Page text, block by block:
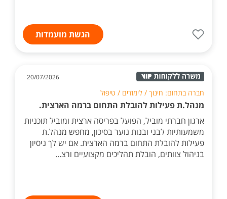
הגשת מועמדות
20/07/2026
חברה בתחום: חינוך / לימודים / טיפול
מנהל.ת פעילות להובלת התחום ברמה הארצית.
ארגון חברתי מוביל, הפועל בפריסה ארצית ומוביל תוכניות
משמעותיות לבני ובנות נוער בסיכון, מחפש מנהל.ת
פעילות להובלת התחום ברמה הארצית. אם יש לך ניסיון
בניהול צוותים, הובלת תהליכים מקצועיים ורצ...